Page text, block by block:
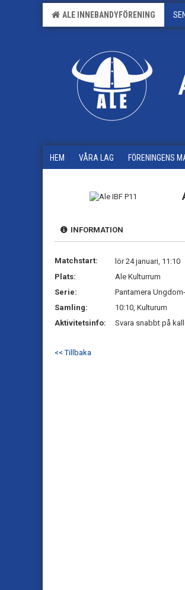
ALE INNEBANDYFÖRENING
HEM VÅRA LAG FÖRENINGENS
INFORMATION
Matchstart:
lör 24 januari, 11:10
Plats:
Ale Kulturrum
Serie:
Pantamera
Samling:
10:10, Kulturum
Aktivitetsinfo:
Svara snabbt på
<< Tillbaka